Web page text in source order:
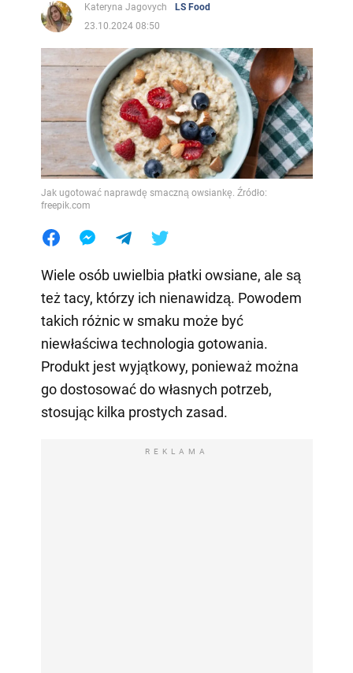
Kateryna Jagovych
LS Food
23.10.2024 08:50
Jak ugotować naprawdę smaczną owsiankę. Źródło:
freepik.com
Wiele osób uwielbia płatki owsiane, ale są
też tacy, którzy ich nienawidzą. Powodem
takich różnic w smaku może być
niewłaściwa technologia gotowania.
Produkt jest wyjątkowy, ponieważ można
go dostosować do własnych potrzeb,
stosując kilka prostych zasad.
REKLAMA